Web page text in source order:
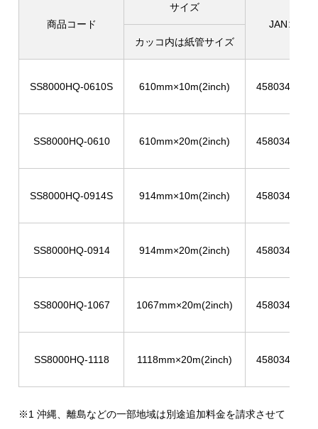
商品コード
サイズ
JANコード
カッコ内は紙管サイズ
SS8000HQ-0610S 610mm×10m(2inch)
SS8000HQ-0610 610mm×20m(2inch)
SS8000HQ-0914S 914mm×10m(2inch)
SS8000HQ-0914 914mm×20m(2inch)
SS8000HQ-1067 1067mm×20m(2inch)
SS8000HQ-1118 1118mm×20m(2inch)
※1 沖縄、離島などの一部地域は別途追加料金を請求させて